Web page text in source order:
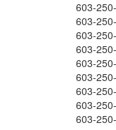
603-
603-
603-
603-
603-
603-
603-
603-
603-